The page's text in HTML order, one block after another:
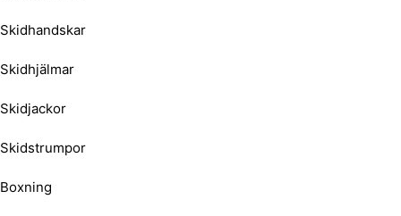
Skidhandskar
Skidhjälmar
Skidjackor
Skidstrumpor
Boxning